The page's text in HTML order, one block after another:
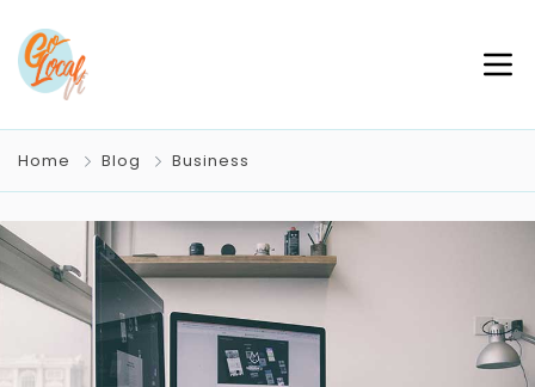
Home Blog Business